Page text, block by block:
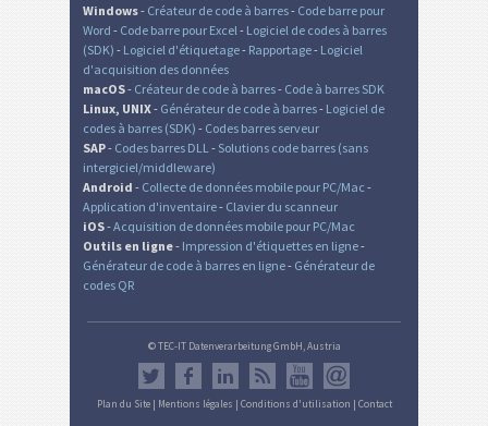
Windows- Créateur de code à barres- Code barre pour
Word - Code barre pour Excel - Logiciel de codes à barres
(SDK) - Logiciel d'étiquetage- Rapportage- Logiciel
d'acquisition des données
macOS- Créateur de code à barres- Code à barres SDK
Linux, UNIX- Générateur de code à barres- Logiciel de
codes à barres (SDK) - Codes barres serveur
SAP- Codes barres DLL - Solutions code barres (sans
intergiciel/middleware)
Android - Collecte de données mobile pour PC/Mac -
Application d'inventaire- Clavier du scanneur
iOS-Acquisition de données mobile pour PC/Mac
Outils en ligne- Impression d'étiquettes en ligne-
Générateur de code à barres en ligne- Générateur de
codes QR
© TEC-IT Datenverarbeitung GmbH, Austria
Plan du Site| Mentions légales | Conditions d'utilisation | Contact